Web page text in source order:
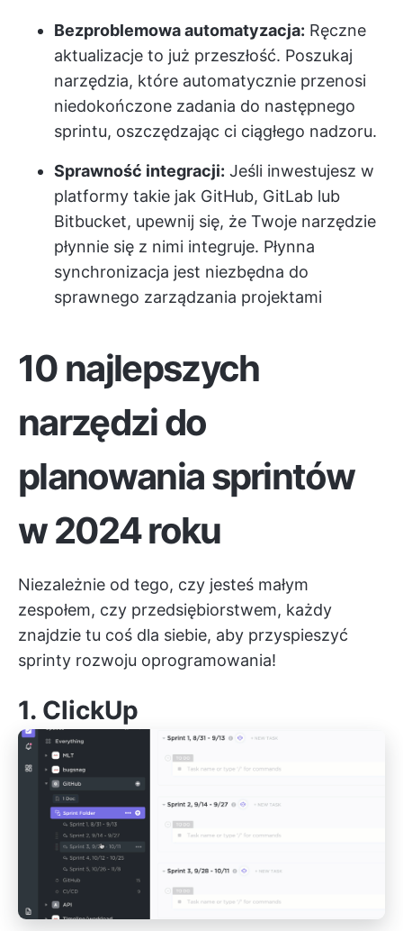
Bezproblemowa automatyzacja: Ręczne
aktualizacje to już przeszłość. Poszukaj
narzędzia, które automatycznie przenosi
niedokończone zadania do następnego
sprintu, oszczędzając ci ciągłego nadzoru.
Sprawność integracji: Jeśli inwestujesz w
platformy takie jak GitHub, GitLab lub
Bitbucket, upewnij się, że Twoje narzędzie
płynnie się z nimi integruje. Płynna
synchronizacja jest niezbędna do
sprawnego zarządzania projektami
10 najlepszych
narzędzi do
planowania sprintów
w 2024 roku
Niezależnie od tego, czy jesteś małym
zespołem, czy przedsiębiorstwem, każdy
znajdzie tu coś dla siebie, aby przyspieszyć
sprinty rozwoju oprogramowania!
1. ClickUp